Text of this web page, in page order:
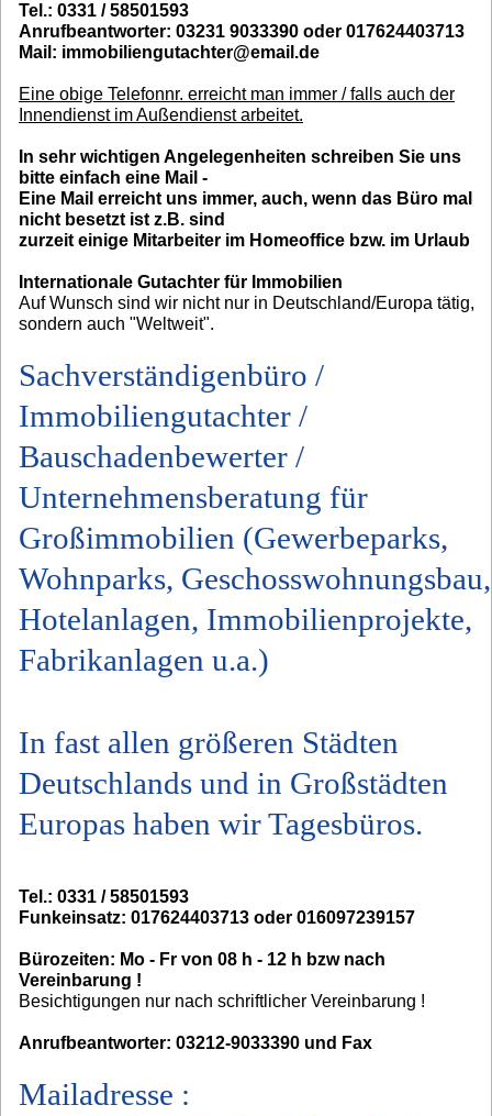
Tel.: 0331 / 58501593
Anrufbeantworter: 03231 9033390 oder 017624403713
Mail: immobiliengutachter@email.de
Eine obige Telefonnr. erreicht man immer / falls auch der
Innendienst im Außendienst arbeitet.
In sehr wichtigen Angelegenheiten schreiben Sie uns
bitte einfach eine Mail -
Eine Mail erreicht uns immer, auch, wenn das Büro mal
nicht besetzt ist z.B. sind
zurzeit einige Mitarbeiter im Homeoffice bzw. im Urlaub
Internationale Gutachter für Immobilien
Auf Wunsch sind wir nicht nur in Deutschland/Europa tätig,
sondern auch "Weltweit".
Sachverständigenbüro /
Immobiliengutachter /
Bauschadenbewerter /
Unternehmensberatung für
Großimmobilien (Gewerbeparks,
Wohnparks, Geschosswohnungsbau,
Hotelanlagen, Immobilienprojekte,
Fabrikanlagen u.a.)
In fast allen größeren Städten
Deutschlands und in Großstädten
Europas haben wir Tagesbüros.
Tel.: 0331 / 58501593
Funkeinsatz: 017624403713 oder 016097239157
Bürozeiten: Mo - Fr von 08 h - 12 h bzw nach
Vereinbarung !
Besichtigungen nur nach schriftlicher Vereinbarung !
Anrufbeantworter: 03212-9033390 und Fax
Mailadresse :